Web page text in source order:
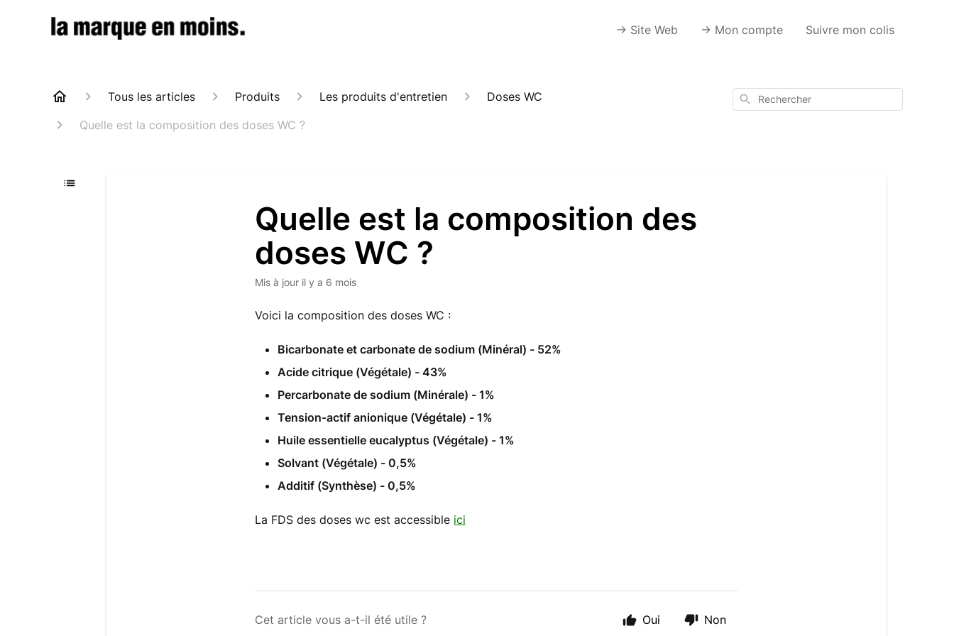
-> Site Web -> Mon compte Suivre mon colis
Tous les articles Produits Les produits d'entretien
Doses WC
Quelle est la composition des doses WC ?
Rechercher
Quelle est la composition des
doses WC ?
Mis à jour il y a 6 mois
Voici la composition des doses WC :
Bicarbonate et carbonate de sodium (Minéral) - 52%
Acide citrique (Végétale) - 43%
Percarbonate de sodium (Minérale) - 1%
Tension-actif anionique (Végétale) - 1%
Huile essentielle eucalyptus (Végétale) - 1%
Solvant (Végétale) - 0,5%
Additif (Synthèse) - 0,5%
La FDS des doses wc est accessible ici
Cet article vous a-t-il été utile ? Oui Non